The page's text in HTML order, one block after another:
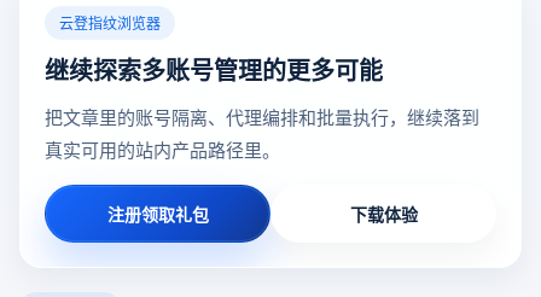
云登指纹浏览器
继续探索多账号管理的更多可能
把文章里的账号隔离、代理编排和批量执行，继续落到
真实可用的站内产品路径里。
注册领取礼包 下载体验